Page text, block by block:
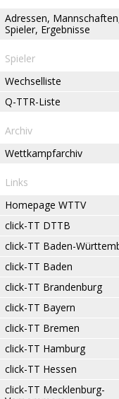
Adressen,
Spieler, Ergebnisse
Spieler
Wechselliste
Q-TTR-Liste
Archiv
Wettkampfarchiv
Links
Homepage WTTV
click-TT DTTB
click-TT Baden-
click-TT Baden
click-TT Brandenburg
click-TT Bayern
click-TT Bremen
click-TT Hamburg
click-TT Hessen
click-TT Mecklenburg-